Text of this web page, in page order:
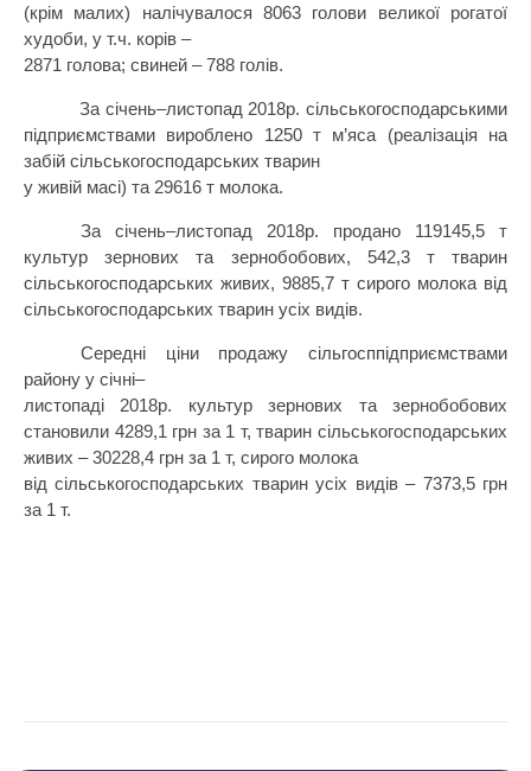
(крім малих) налічувалося 8063 голови великої рогатої
худоби, у т.ч. корів –
2871 голова; свиней – 788 голів.
За січень–листопад 2018р. сільськогосподарськими
підприємствами вироблено 1250 т м’яса (реалізація на
забій сільськогосподарських тварин
у живій масі) та 29616 т молока.
За січень–листопад 2018р. продано 119145,5
т
культур зернових та зернобобових, 542,3
т тварин
сільськогосподарських живих, 9885,7 т сирого молока від
сільськогосподарських тварин усіх видів.
Середні ціни продажу сільгосппідприємствами
району у січні–
листопаді 2018р. культур зернових та зернобобових
становили 4289,1 грн за 1 т,тварин сільськогосподарських
живих – 30228,4 грн за 1 т, сирого молока
від сільськогосподарських тварин усіх видів– 7373,5 грн
за 1 т.